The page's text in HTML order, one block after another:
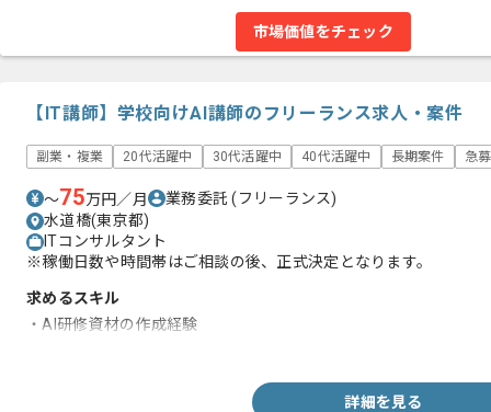
市場価値をチェック
【IT講師】学校向けAI講師のフリーランス求人・案件
副業・複業 20代活躍中 30代活躍中 40代活躍中 長期案件 急募
〜75万円／月 業務委託(フリーランス)
水道橋(東京都)
ITコンサルタント
※稼働日数や時間帯はご相談の後、正式決定となります。
求めるスキル
・AI研修資材の作成経験
詳細を見る